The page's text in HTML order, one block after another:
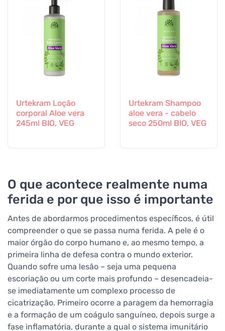
Urtekram Loção
corporal Aloe vera
245ml BIO, VEG
Urtekram Shampoo
aloe vera - cabelo
seco 250ml BIO, VEG
O que acontece realmente numa
ferida e por que isso é importante
Antes de abordarmos procedimentos específicos, é útil
compreender o que se passa numa ferida. A pele é o
maior órgão do corpo humano e, ao mesmo tempo, a
primeira linha de defesa contra o mundo exterior.
Quando sofre uma lesão – seja uma pequena
escoriação ou um corte mais profundo – desencadeia-
se imediatamente um complexo processo de
cicatrização. Primeiro ocorre a paragem da hemorragia
e a formação de um coágulo sanguíneo, depois surge a
fase inflamatória, durante a qual o sistema imunitário